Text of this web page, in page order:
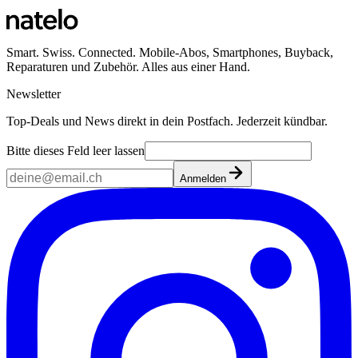
Smart. Swiss. Connected. Mobile-Abos, Smartphones, Buyback,
Reparaturen und Zubehör. Alles aus einer Hand.
Newsletter
Top-Deals und News direkt in dein Postfach. Jederzeit kündbar.
Bitte dieses Feld leer lassen
Anmelden